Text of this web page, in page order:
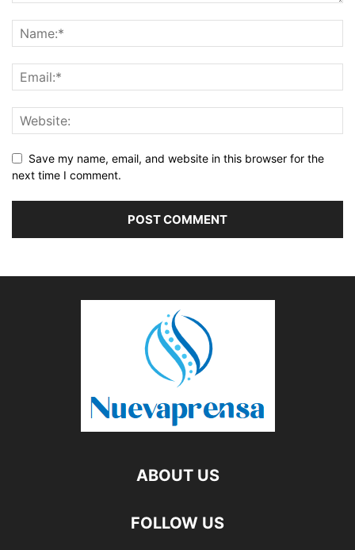
Save my name, email, and website in this browser for the
next time I comment.
ABOUT US
FOLLOW US